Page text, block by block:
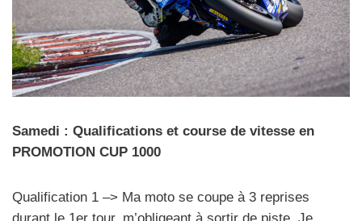
Samedi : Qualifications et course de vitesse en
PROMOTION CUP 1000
Qualification 1 –> Ma moto se coupe à 3 reprises